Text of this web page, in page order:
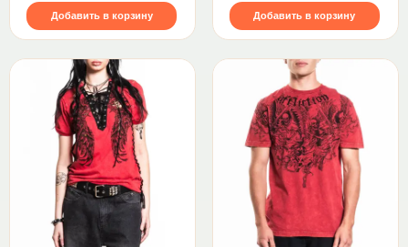
Добавить в корзину Добавить в корзину